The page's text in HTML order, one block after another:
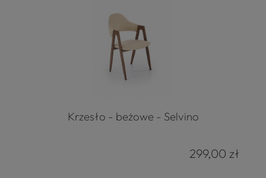
Krzesło - beżowe - Selvino
299,00 zł